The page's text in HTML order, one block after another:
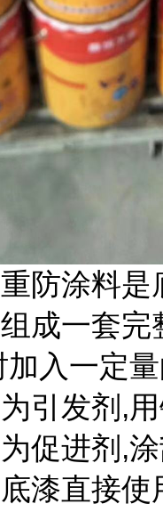
防涂料是
成一套完
加入一定
引发剂,
促进剂,
漆直接使